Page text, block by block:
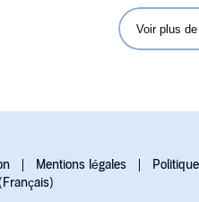
manifestations de
de culpabilité, de colère...),
en tous genres se faufilent
et même plutôt
Voir plus
Mentions légales